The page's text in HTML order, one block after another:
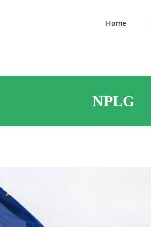
Home
NPLG